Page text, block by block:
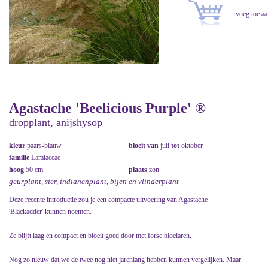
Agastache 'Beelicious Purple' ®
dropplant, anijshysop
kleur paars-blauw bloeit van juli tot oktober
familie Lamiaceae
hoog 50 cm plaats zon
geurplant, sier, indianenplant, bijen en vlinderplant
Deze recente introductie zou je een compacte uitvoering van Agastache
'Blackadder' kunnen noemen.
Ze blijft laag en compact en bloeit goed door met forse bloeiaren.
Nog zo nieuw dat we de twee nog niet jarenlang hebben kunnen vergelijken. Maar